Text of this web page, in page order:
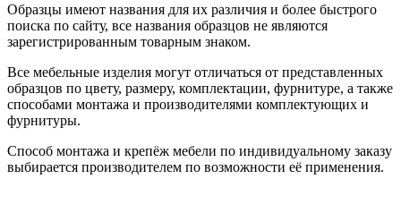
Образцы имеют названия для их различия и более быстрого
поиска по сайту, все названия образцов не являются
зарегистрированным товарным знаком.
Все мебельные изделия могут отличаться от представленных
образцов по цвету, размеру, комплектации, фурнитуре, а также
способами монтажа и производителями комплектующих и
фурнитуры.
Способ монтажа и крепёж мебели по индивидуальному заказу
выбирается производителем по возможности её применения.